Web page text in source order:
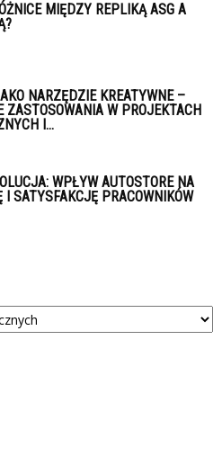
MIĘDZY REPLIKĄ ASG A
NARZĘDZIE KREATYWNE –
ZASTOSOWANIA W PROJEKTACH
I...
WPŁYW AUTOSTORE NA
I SATYSFAKCJĘ PRACOWNIKÓW